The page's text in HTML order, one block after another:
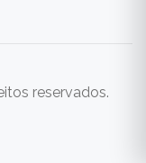
reservados.